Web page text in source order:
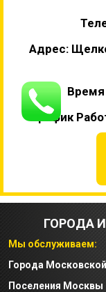
Адрес:
Время
График
ГОРОДА
Мы обслуживаем:
Города
Поселения Москвы